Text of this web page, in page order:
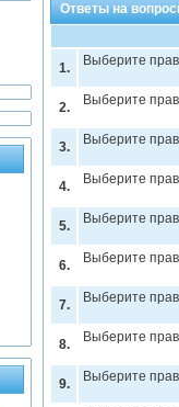
Ответы на
1. Выберите
2. Выберите
3. Выберите
4. Выберите
5. Выберите
6. Выберите
7. Выберите
8. Выберите
9. Выберите